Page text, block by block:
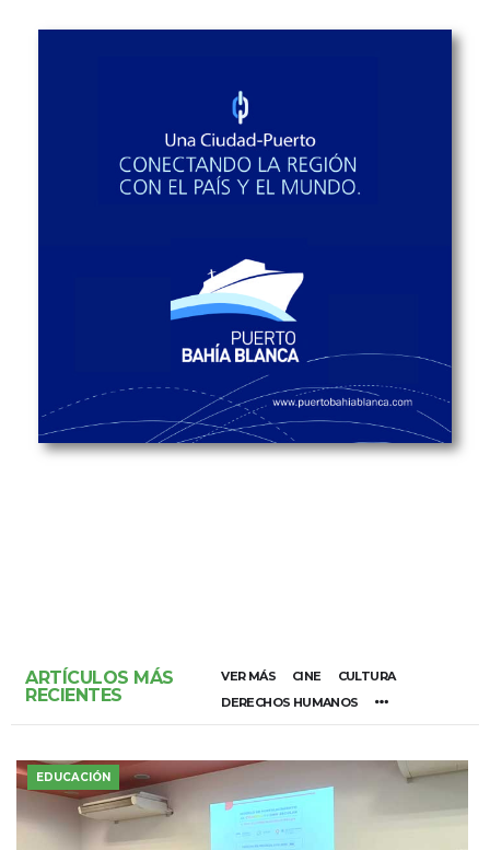
ARTÍCULOS MÁS
RECIENTES
VER MÁS CINE
CULTURA
DERECHOS HUMANOS
EDUCACIÓN